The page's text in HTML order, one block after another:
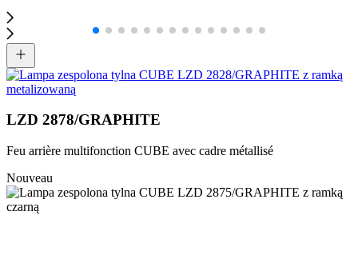
LZD 2878/GRAPHITE
Feu arrière multifonction CUBE avec cadre métallisé
Nouveau